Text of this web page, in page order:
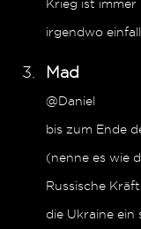
Krieg ist
irgendwo
Mad
@Daniel
bis zum Ende
(nenne es wie
Russische
die Ukraine ein